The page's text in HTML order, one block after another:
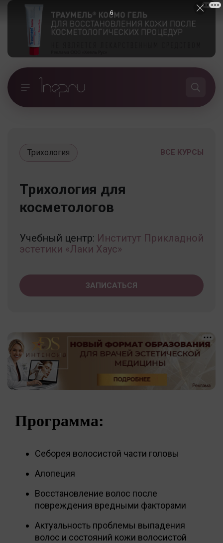
ВСЕ КУРСЫ
Трихология
Трихология для
косметологов
Учебный центр: Институт Прикладной
эстетики «Лаки Хаус»
ЗАПИСАТЬСЯ
Программа:
Себорея волосистой части головы
Алопеция
Восстановление волос после
повреждения вредными факторами
Актуальность проблемы выпадения
волос и состояний кожи волосистой
5